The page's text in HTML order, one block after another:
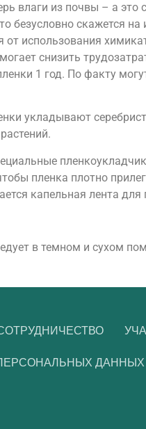
влаги из почвы – а
безусловно скажется
от использования
снизить
1 год. По факту
укладывают
пленка плотно
капельная лента для
в темном и сухом
ДАННЫХ